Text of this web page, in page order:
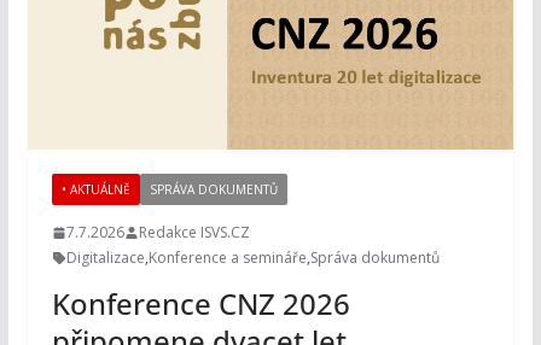
• AKTUÁLNĚ SPRÁVA DOKUMENTŮ
7.7.2026
Redakce ISVS.CZ
Digitalizace,Konference a semináře,Správa dokumentů
Konference CNZ 2026